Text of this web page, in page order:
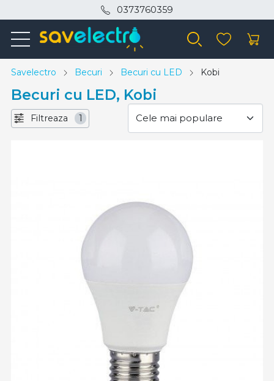
0373760359
Savelectro Becuri Becuri cu LED Kobi
Becuri cu LED, Kobi
Filtreaza 1